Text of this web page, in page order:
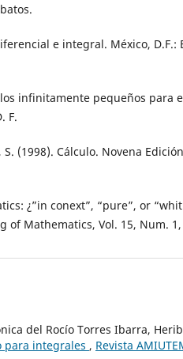
e integral. México, D.F.:
infinitamente pequeños para
F.
(1998). Cálculo. Novena
¿”in conext”, “pure”, or
of Mathematics, Vol. 15, Num.
del Rocío Torres Ibarra,
para integrales , Revista